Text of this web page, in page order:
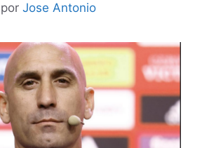
por Jose Antonio